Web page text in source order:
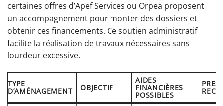
certaines offres d’Apef Services ou Orpea proposent
un accompagnement pour monter des dossiers et
obtenir ces financements. Ce soutien administratif
facilite la réalisation de travaux nécessaires sans
lourdeur excessive.
TYPE
D’AMÉNAGEMENT OBJECTIF
AIDES
FINANCIÈRES
POSSIBLES